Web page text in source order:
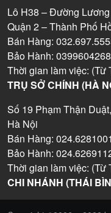
Lô H38 – Đường
Quận 2 – Thành Phố
Bán Hàng:
Bảo Hành: 0399604268
Thời gian làm việc: (Từ
TRỤ SỞ CHÍNH (HÀ
Số 19 Phạm Thận
Hà Nội
Bán Hàng:
Bảo Hành:
Thời gian làm việc: (Từ
CHI NHÁNH (THÁI